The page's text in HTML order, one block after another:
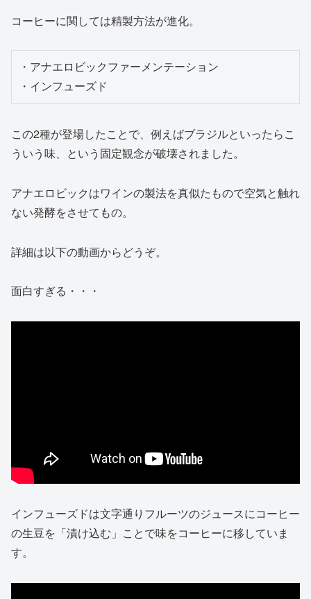
コーヒーに関しては精製方法が進化。
・アナエロビックファーメンテーション
・インフューズド
この2種が登場したことで、例えばブラジルといったらこ
ういう味、という固定観念が破壊されました。
アナエロビックはワインの製法を真似たもので空気と触れ
ない発酵をさせてもの。
詳細は以下の動画からどうぞ。
面白すぎる・・・
インフューズドは文字通りフルーツのジュースにコーヒー
の生豆を「漬け込む」ことで味をコーヒーに移していま
す。